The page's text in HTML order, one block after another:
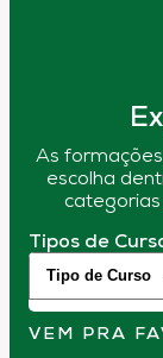
As
escolha
Tipos de
VEM PRA